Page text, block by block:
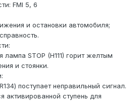
FMI 5, 6
и остановки автомобиля;
лампа STOP (H111) горит желтым
и стоянки.
поступает неправильный сигнал.
активированной ступень для